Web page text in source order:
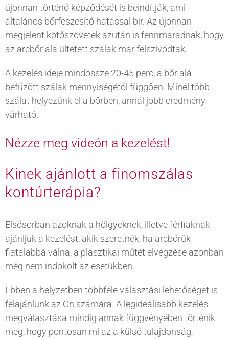
újonnan történő képződését is beindítják, ami
általános bőrfeszesítő hatással bír. Az újonnan
megjelent kötőszövetek azután is fennmaradnak, hogy
az arcbőr alá ültetett szálak már felszívódtak.
A kezelés ideje mindössze 20-45 perc, a bőr alá
befűzött szálak mennyiségétől függően. Minél több
szálat helyezünk el a bőrben, annál jobb eredmény
várható.
Nézze meg videón a kezelést!
Kinek ajánlott a finomszálas
kontúrterápia?
Elsősorban azoknak a hölgyeknek, illetve férfiaknak
ajánljuk a kezelést, akik szeretnék, ha arcbőrük
fiatalabbá válna, a plasztikai műtét elvégzése azonban
még nem indokolt az esetükben.
Ebben a helyzetben többféle választási lehetőséget is
felajánlunk az Ön számára. A legideálisabb kezelés
megválasztása mindig annak függvényében történik
meg, hogy pontosan mi az a külső tulajdonság,